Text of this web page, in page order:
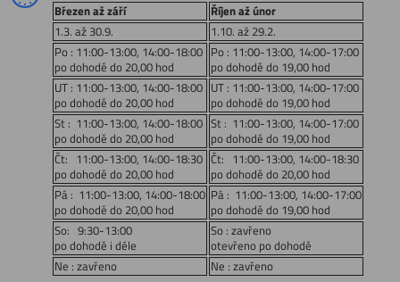
Březen až září
Říjen až únor
1.3. až 30.9.
1.10. až 29.2.
Po : 11:00-13:00, 14:00-18:00
po dohodě do 20,00 hod
Po : 11:00-13:00, 14:00-17:00
po dohodě do 19,00 hod
UT : 11:00-13:00, 14:00-18:00
po dohodě do 20,00 hod
UT : 11:00-13:00, 14:00-17:00
po dohodě do 19,00 hod
St : 11:00-13:00, 14:00-18:00
po dohodě do 20,00 hod
St : 11:00-13:00, 14:00-17:00
po dohodě do 19,00 hod
Čt: 11:00-13:00, 14:00-18:30
po dohodě do 20,00 hod
Čt: 11:00-13:00, 14:00-18:30
po dohodě do 20,00 hod
Pá : 11:00-13:00, 14:00-18:00
po dohodě do 20,00 hod
Pá : 11:00-13:00, 14:00-17:00
po dohodě do 19,00 hod
So: 9:30-13:00
po dohodě i déle
So : zavřeno
otevřeno po dohodě
Ne : zavřeno
Ne : zavřeno